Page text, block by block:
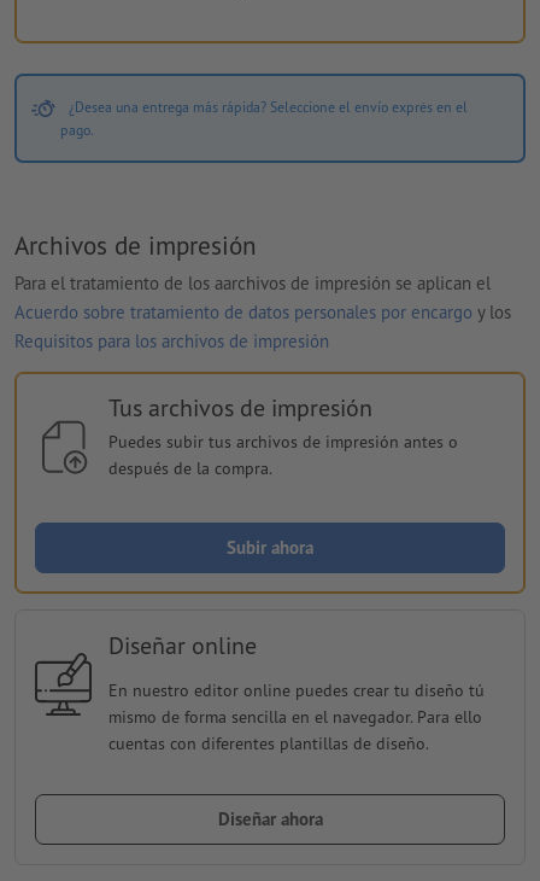
¿Desea una entrega más rápida? Seleccione el envío exprés en el
pago.
Archivos de impresión
Para el tratamiento de los aarchivos de impresión se aplican el
Acuerdo sobre tratamiento de datos personales por encargo y los
Requisitos para los archivos de impresión
Tus archivos de impresión
Puedes subir tus archivos de impresión antes o
después de la compra.
Subir ahora
Diseñar online
En nuestro editor online puedes crear tu diseño tú
mismo de forma sencilla en el navegador. Para ello
cuentas con diferentes plantillas de diseño.
Diseñar ahora